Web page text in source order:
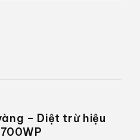
– Diệt trừ hiệu